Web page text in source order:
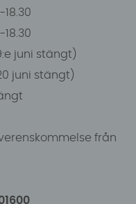
18.30
18.30
juni stängt)
juni stängt)
från